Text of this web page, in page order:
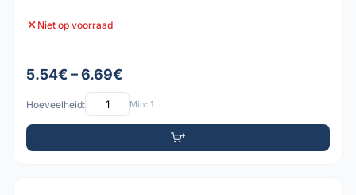
Niet op voorraad
5.54€ – 6.69€
Hoeveelheid: Min: 1